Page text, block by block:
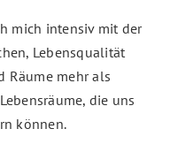
mich intensiv mit der
Lebensqualität
Räume mehr als
die uns
können.